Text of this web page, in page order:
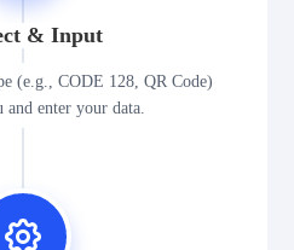
& Input
(e.g., CODE 128, QR Code)
and enter your data.